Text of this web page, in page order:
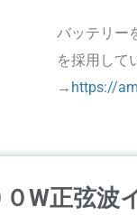
バッテリー
を採用して
→ https://
０W正弦波